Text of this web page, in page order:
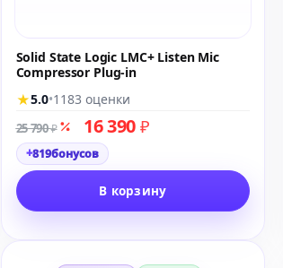
Solid State Logic LMC+ Listen Mic
Compressor Plug-in
★5.0•1183 оценки
25 790₽ 16 390 ₽
+819бонусов
В корзину